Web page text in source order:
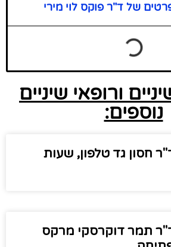
של ד"ר פוקס לוי מירי
ורופאי שיניים
נוספים:
חסון גד טלפון, שעות
תמר דוקרסקי מרקס